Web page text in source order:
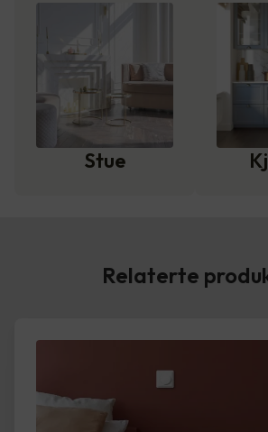
Stue
Relaterte